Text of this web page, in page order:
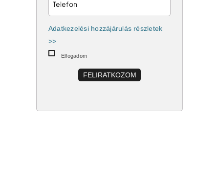
Adatkezelési hozzájárulás részletek
>>
Elfogadom
FELIRATKOZOM